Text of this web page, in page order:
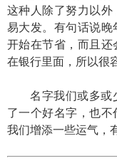
这种人除了努力以外
易大发。有句话说
开始在节省，而且
在银行里面，所以很
名字我们或多或
了一个好名字，也
我们增添一些运气，